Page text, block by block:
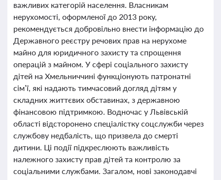
важливих категорій населення. Власникам
нерухомості, оформленої до 2013 року,
рекомендується добровільно внести інформацію до
Державного реєстру речових прав на нерухоме
майно для юридичного захисту та спрощення
операцій з майном. У сфері соціального захисту
дітей на Хмельниччині функціонують патронатні
сім’ї, які надають тимчасовий догляд дітям у
складних життєвих обставинах, з державною
фінансовою підтримкою. Водночас у Львівській
області відсторонено спеціалістку соцслужби через
службову недбалість, що призвела до смерті
дитини. Ці події підкреслюють важливість
належного захисту прав дітей та контролю за
соціальними службами. Загалом, нові законодавчі